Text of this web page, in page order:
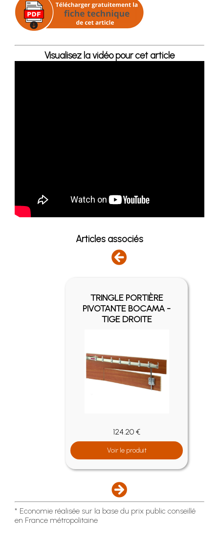
Visualisez la vidéo pour cet article
Articles associés
TRINGLE PORTIÈRE
PIVOTANTE BOCAMA -
TIGE DROITE
124.20 €
Voir le produit
* Economie réalisée sur la base du prix public conseillé
en France métropolitaine